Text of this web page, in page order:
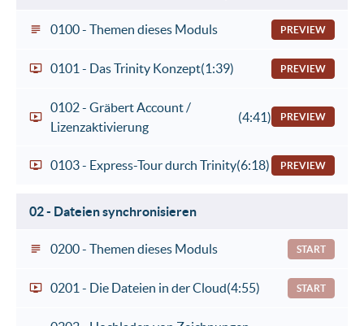
0100 - Themen dieses Moduls PREVIEW
0101 - Das Trinity Konzept(1:39) PREVIEW
0102 - Gräbert Account /
Lizenzaktivierung
(4:41) PREVIEW
0103 - Express-Tour durch Trinity(6:18) PREVIEW
02 - Dateien synchronisieren
0200 - Themen dieses Moduls START
0201 - Die Dateien in der Cloud(4:55) START